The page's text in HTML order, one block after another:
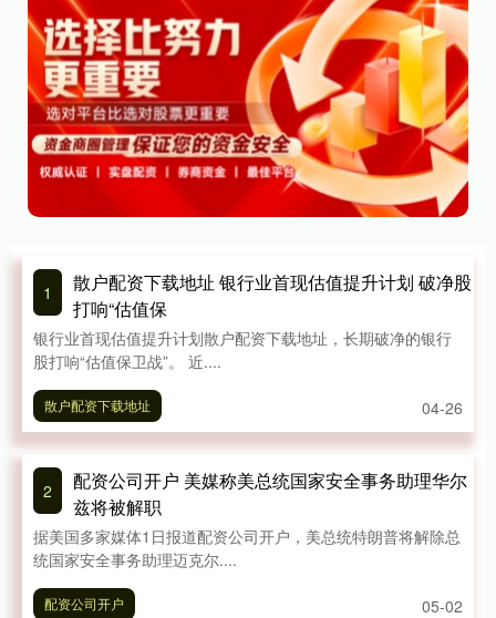
1
散户配资下载地址 银行业首现估值提升计划 破净股
打响“估值保
银行业首现估值提升计划散户配资下载地址，长期破净的银行
股打响“估值保卫战”。 近....
散户配资下载地址 04-26
2
配资公司开户 美媒称美总统国家安全事务助理华尔
兹将被解职
据美国多家媒体1日报道配资公司开户，美总统特朗普将解除总
统国家安全事务助理迈克尔....
配资公司开户 05-02